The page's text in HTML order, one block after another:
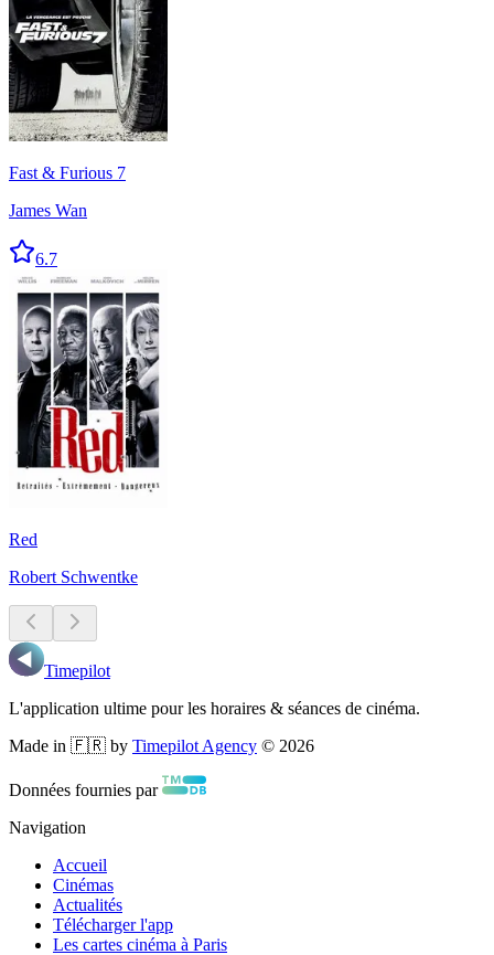
Fast & Furious 7
James Wan
6.7
Red
Robert Schwentke
Timepilot
L'application ultime pour les horaires & séances de cinéma.
Made in 🇫🇷 by Timepilot Agency © 2026
Données fournies par
Navigation
Accueil
Cinémas
Actualités
Télécharger l'app
Les cartes cinéma à Paris